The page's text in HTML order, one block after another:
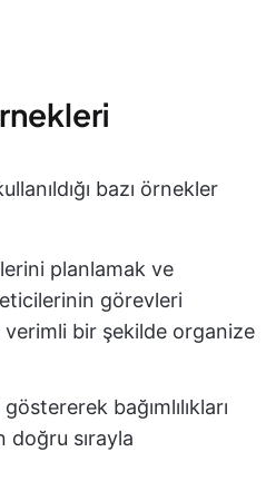
bazı örnekler
planlamak ve
görevleri
verimli bir şekilde organize
bağımlılıkları
doğru sırayla